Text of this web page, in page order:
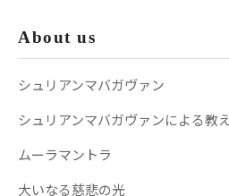
About us
シュリアンマバガヴァン
シュリアンマバガヴァンによる教え
ムーラマントラ
大いなる慈悲の光